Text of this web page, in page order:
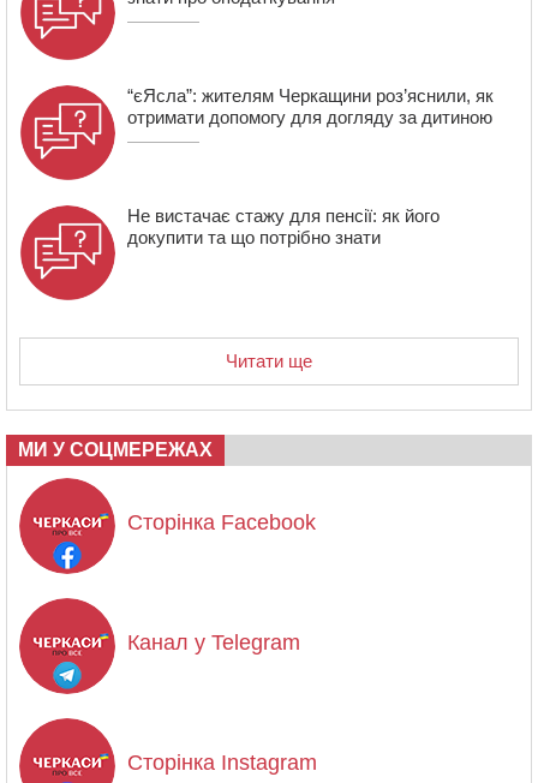
“єЯсла”: жителям Черкащини роз’яснили, як
отримати допомогу для догляду за дитиною
Не вистачає стажу для пенсії: як його
докупити та що потрібно знати
Читати ще
МИ У СОЦМЕРЕЖАХ
Сторінка Facebook
Канал у Telegram
Сторінка Instagram